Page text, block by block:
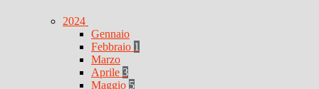
2024
Gennaio
Febbraio 1
Marzo
Aprile 3
Maggio 5